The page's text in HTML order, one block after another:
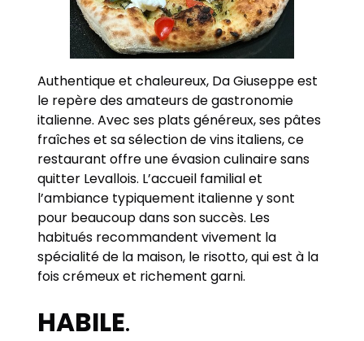
Authentique et chaleureux, Da Giuseppe est
le repère des amateurs de gastronomie
italienne. Avec ses plats généreux, ses pâtes
fraîches et sa sélection de vins italiens, ce
restaurant offre une évasion culinaire sans
quitter Levallois. L’accueil familial et
l’ambiance typiquement italienne y sont
pour beaucoup dans son succès. Les
habitués recommandent vivement la
spécialité de la maison, le risotto, qui est à la
fois crémeux et richement garni.
HABILE.